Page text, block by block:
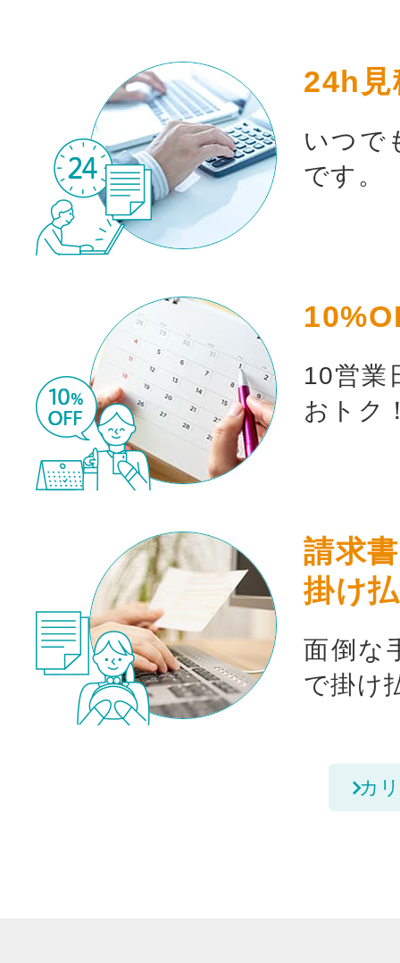
24h見
いつで
です。
10営業
おトク
請求
掛け
面倒な
で掛け
カ